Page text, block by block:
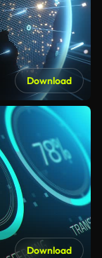
Download
Download